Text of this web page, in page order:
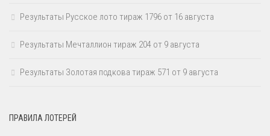
Результаты Русское лото тираж 1796 от 16 августа
Результаты Мечталлион тираж 204 от 9 августа
Результаты Золотая подкова тираж 571 от 9 августа
ПРАВИЛА ЛОТЕРЕЙ